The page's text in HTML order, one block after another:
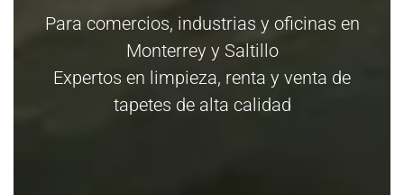
Para comercios, industrias y oficinas en
Monterrey y Saltillo
Expertos en limpieza, renta y venta de
tapetes de alta calidad